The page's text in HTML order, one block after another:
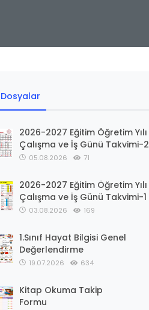
2026-2027 Eğitim Öğretim Yılı
Çalışma ve İş Günü Takvimi-2
05.08.2026 71
2026-2027 Eğitim Öğretim Yılı
Çalışma ve İş Günü Takvimi-1
03.08.2026 169
1.Sınıf Hayat Bilgisi Genel
Değerlendirme
19.07.2026 634
Kitap Okuma Takip
Formu